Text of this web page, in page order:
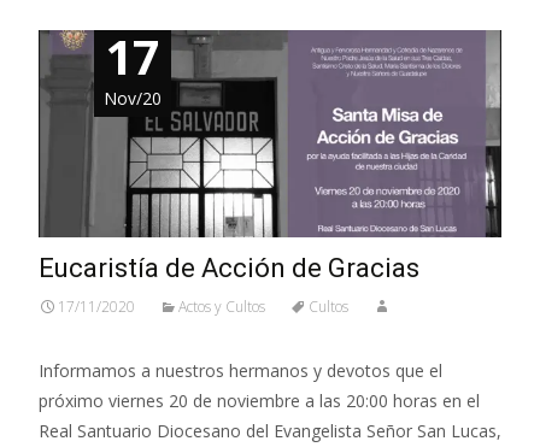
17
Nov/20
Eucaristía de Acción de Gracias
17/11/2020 Actos y Cultos Cultos
Informamos a nuestros hermanos y devotos que el
próximo viernes 20 de noviembre a las 20:00 horas en el
Real Santuario Diocesano del Evangelista Señor San Lucas,